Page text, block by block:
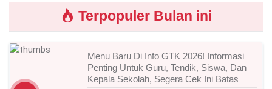
Terpopuler Bulan ini
Menu Baru Di Info GTK 2026! Informasi
Penting Untuk Guru, Tendik, Siswa, Dan
Kepala Sekolah, Segera Cek Ini Batas